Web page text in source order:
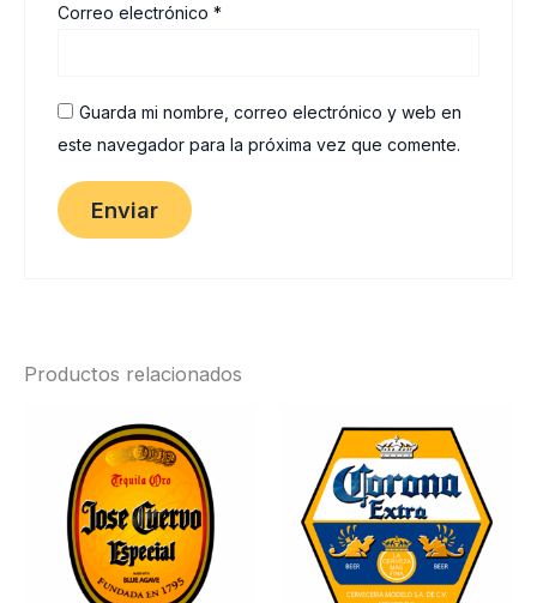
Correo electrónico*
Guarda mi nombre, correo electrónico y web en
este navegador para la próxima vez que comente.
Productos relacionados